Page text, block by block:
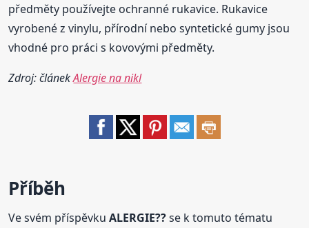
předměty používejte ochranné rukavice. Rukavice
vyrobené z vinylu, přírodní nebo syntetické gumy jsou
vhodné pro práci s kovovými předměty.
Zdroj: článekAlergie na nikl
Příběh
Ve svém příspěvkuALERGIE??se k tomuto tématu